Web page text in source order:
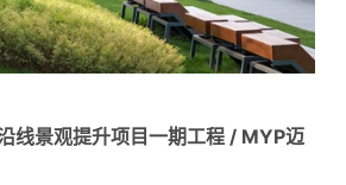
线景观提升项目一期工程 / MYP迈